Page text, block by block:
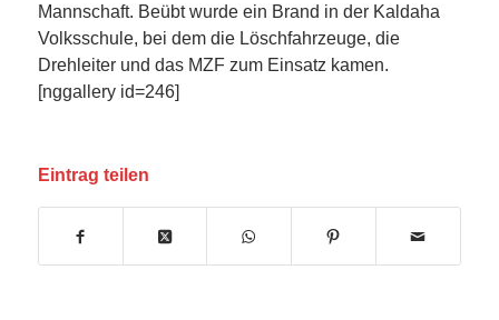
Mannschaft. Beübt wurde ein Brand in der Kaldaha
Volksschule, bei dem die Löschfahrzeuge, die
Drehleiter und das MZF zum Einsatz kamen.
[nggallery id=246]
Eintrag teilen